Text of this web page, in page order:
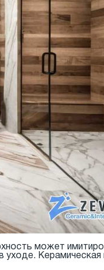
может
уходе.